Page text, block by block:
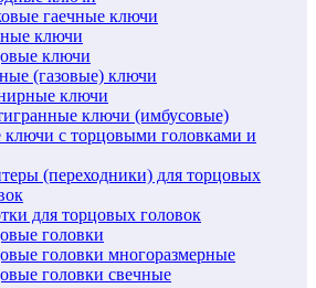
гаечные ключи
ключи
ключи
(газовые) ключи
ключи
ключи (имбусовые)
ключи с торцовыми головками и
(переходники) для торцовых
для торцовых головок
головки
головки многоразмерные
головки свечные